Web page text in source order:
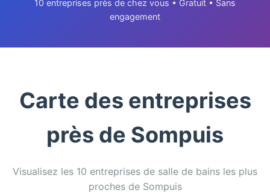
10 entreprises près de chez vous • Gratuit • Sans
engagement
Carte des entreprises
près de Sompuis
Visualisez les 10 entreprises de salle de bains les plus
proches de Sompuis